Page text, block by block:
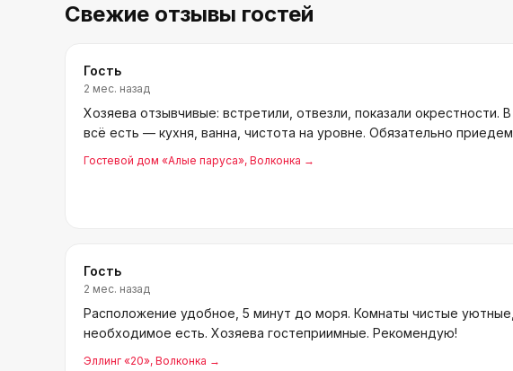
Свежие отзывы гостей
Гость
2 мес. назад
Хозяева отзывчивые: встретили, отвезли, показали окрестности.
всё есть — кухня, ванна, чистота на уровне. Обязательно
Гостевой дом «Алые паруса», Волконка →
Гость
2 мес. назад
Расположение удобное, 5 минут до моря. Комнаты чистые
необходимое есть. Хозяева гостеприимные. Рекомендую!
Эллинг «20», Волконка →